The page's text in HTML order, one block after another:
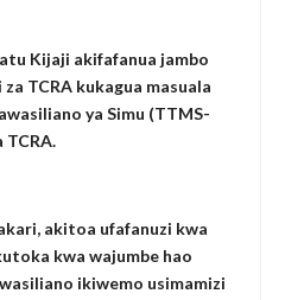
Kijaji akifafanua jambo
TCRA kukagua masuala
ya Simu (TTMS-
akitoa ufafanuzi kwa
kwa wajumbe hao
ikiwemo usimamizi